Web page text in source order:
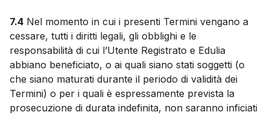
7.4 Nel momento in cui i presenti Termini vengano a
cessare, tutti i diritti legali, gli obblighi e le
responsabilità di cui l’Utente Registrato e Edulia
abbiano beneficiato, o ai quali siano stati soggetti (o
che siano maturati durante il periodo di validità dei
Termini) o per i quali è espressamente prevista la
prosecuzione di durata indefinita, non saranno inficiati